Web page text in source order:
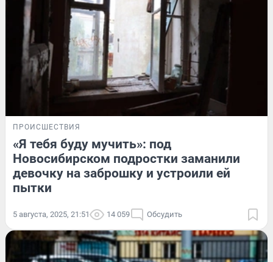
ПРОИСШЕСТВИЯ
«Я тебя буду мучить»: под
Новосибирском подростки заманили
девочку на заброшку и устроили ей
пытки
5 августа, 2025, 21:51 14 059 Обсудить